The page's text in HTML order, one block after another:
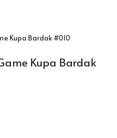
Kupa Bardak